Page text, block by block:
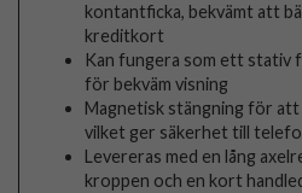
kontantficka, bekvämt att
kreditkort
Kan fungera som ett
för bekväm visning
Magnetisk stängning för
vilket ger säkerhet till
Levereras med en lång
kroppen och en kort